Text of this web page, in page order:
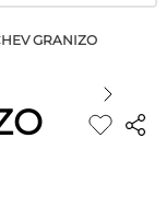
GRANIZO